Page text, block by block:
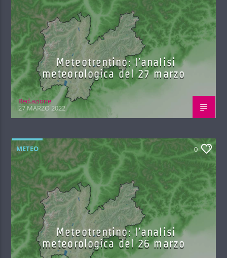
Meteotrentino: l’analisi
meteorologica del 27 marzo
Red.azione
27 MARZO 2022
METEO 0
Meteotrentino: l’analisi
meteorologica del 26 marzo